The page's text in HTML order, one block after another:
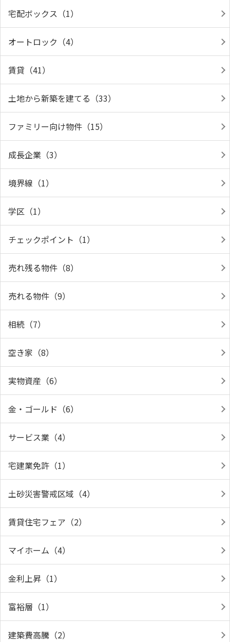
宅配ボックス（1）
オートロック（4）
賃貸（41）
土地から新築を建てる（33）
ファミリー向け物件（15）
成長企業（3）
境界線（1）
学区（1）
チェックポイント（1）
売れ残る物件（8）
売れる物件（9）
相続（7）
空き家（8）
実物資産（6）
金・ゴールド（6）
サービス業（4）
宅建業免許（1）
土砂災害警戒区域（4）
賃貸住宅フェア（2）
マイホーム（4）
金利上昇（1）
富裕層（1）
建築費高騰（2）